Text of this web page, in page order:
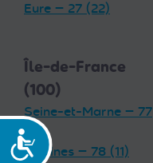
Accessibilité
Eure — 27 (22)
Île-de-France
(100)
Seine-et-Marne — 77
(19)
Yvelines — 78 (11)